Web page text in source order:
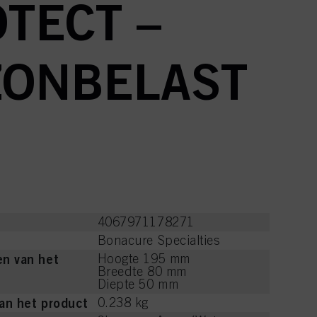
–
4067971178271
Bonacure Specialties
van het
Hoogte 195 mm
Breedte 80 mm
Diepte 50 mm
het product 0.238 kg